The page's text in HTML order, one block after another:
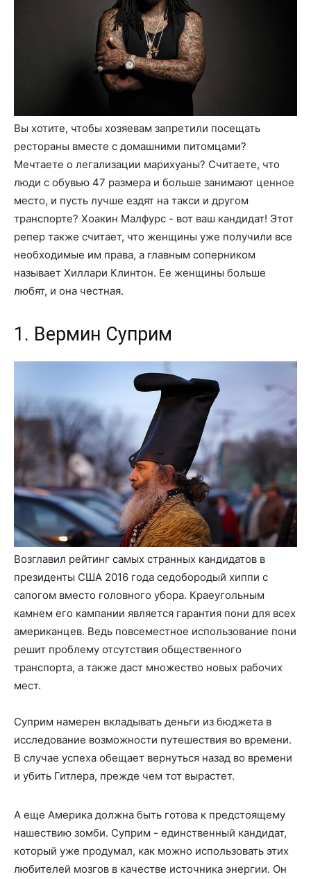
Вы хотите, чтобы хозяевам запретили посещать
рестораны вместе с домашними питомцами?
Мечтаете о легализации марихуаны? Считаете, что
люди с обувью 47 размера и больше занимают ценное
место, и пусть лучше ездят на такси и другом
транспорте? Хоакин Малфурс - вот ваш кандидат! Этот
репер также считает, что женщины уже получили все
необходимые им права, а главным соперником
называет Хиллари Клинтон. Ее женщины больше
любят, и она честная.
1. Вермин Суприм
Возглавил рейтинг самых странных кандидатов в
президенты США 2016 года седобородый хиппи с
сапогом вместо головного убора. Краеугольным
камнем его кампании является гарантия пони для всех
американцев. Ведь повсеместное использование пони
решит проблему отсутствия общественного
транспорта, а также даст множество новых рабочих
мест.
Суприм намерен вкладывать деньги из бюджета в
исследование возможности путешествия во времени.
В случае успеха обещает вернуться назад во времени
и убить Гитлера, прежде чем тот вырастет.
А еще Америка должна быть готова к предстоящему
нашествию зомби. Суприм - единственный кандидат,
который уже продумал, как можно использовать этих
любителей мозгов в качестве источника энергии. Он